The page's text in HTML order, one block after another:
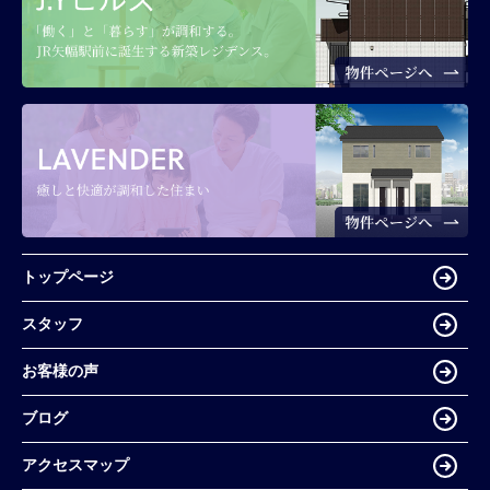
トップページ
スタッフ
お客様の声
ブログ
アクセスマップ